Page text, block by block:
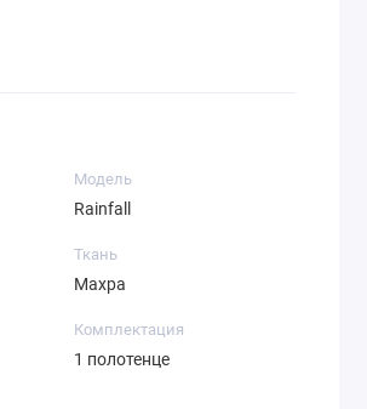
Модель
Rainfall
Ткань
Махра
Комплектация
1 полотенце